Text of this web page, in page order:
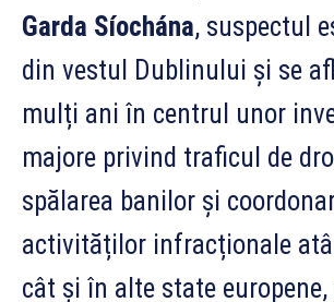
Garda Síochána, suspectul
din vestul Dublinului și se
mulți ani în centrul unor
majore privind traficul de
spălarea banilor și
activităților infracționale
cât și în alte state